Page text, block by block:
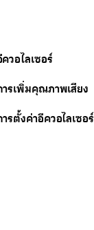
วอไลเซอร์
รเพิ่มคุณภาพเสียง
รตั้งค่าอีควอไลเซอร์